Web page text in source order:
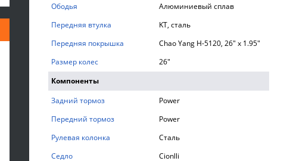
Ободья
Алюминиевый сплав
Передняя втулка
KT, сталь
Передняя покрышка
Chao Yang H-5120, 26" x 1.95"
Размер колес
26"
Компоненты
Задний тормоз
Power
Передний тормоз
Power
Рулевая колонка
Сталь
Седло
Cionlli